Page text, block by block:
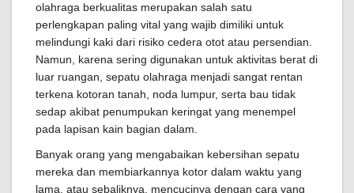
olahraga berkualitas merupakan salah satu
perlengkapan paling vital yang wajib dimiliki untuk
melindungi kaki dari risiko cedera otot atau persendian.
Namun, karena sering digunakan untuk aktivitas berat di
luar ruangan, sepatu olahraga menjadi sangat rentan
terkena kotoran tanah, noda lumpur, serta bau tidak
sedap akibat penumpukan keringat yang menempel
pada lapisan kain bagian dalam.
Banyak orang yang mengabaikan kebersihan sepatu
mereka dan membiarkannya kotor dalam waktu yang
lama, atau sebaliknya, mencucinya dengan cara yang